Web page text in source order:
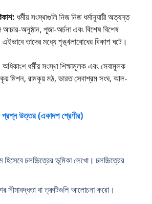
ধর্মীয় সংস্থাগুলি নিজ নিজ ধর্মানুযায়ী অত্যন্ত
আচার-অনুষ্ঠান, পূজা-অর্চনা এবং বিশেষ বিশেষ
তাদের মধ্যে শৃঙ্খলাবােধের বিকাশ ঘটে।
অধিকাংশ ধর্মীয় সংস্থা শিক্ষামূলক এবং সেবামূলক
মিশন, রামকৃয় মঠ, ভারত সেবাশ্রম সংঘ, আল-
উত্তর (একাদশ শ্রেণীর)
হিসেবে চলচ্চিত্রের ভূমিকা লেখাে। চলচ্চিত্রের
সীমাবদ্ধতা বা ত্রুটিগুলি আলােচনা করাে।